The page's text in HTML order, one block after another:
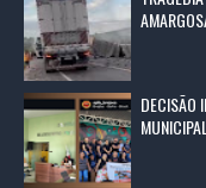
DECISÃO